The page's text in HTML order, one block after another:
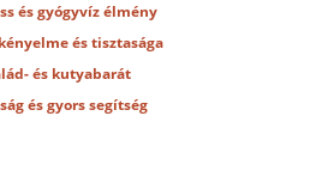
és gyógyvíz élmény
és tisztasága
és kutyabarát
és gyors segítség